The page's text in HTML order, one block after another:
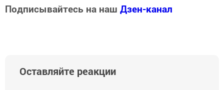
Подписывайтесь на наш Дзен-канал
Оставляйте реакции